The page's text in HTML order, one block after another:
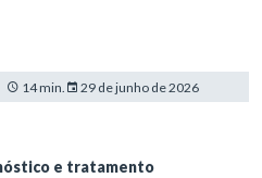
14 min. 29 de junho de 2026
e tratamento